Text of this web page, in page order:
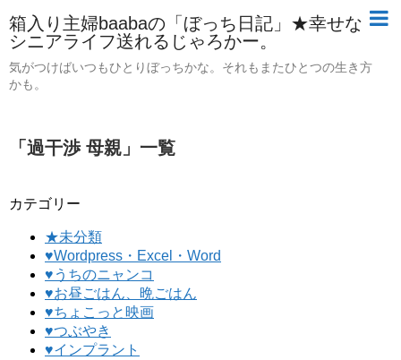
箱入り主婦baabaの「ぼっち日記」★幸せな
シニアライフ送れるじゃろかー。
気がつけばいつもひとりぼっちかな。それもまたひとつの生き方
かも。
「 過干渉 母親 」 一覧
カテゴリー
★未分類
♥Wordpress・Excel・Word
♥うちのニャンコ
♥お昼ごはん、晩ごはん
♥ちょこっと映画
♥つぶやき
♥インプラント